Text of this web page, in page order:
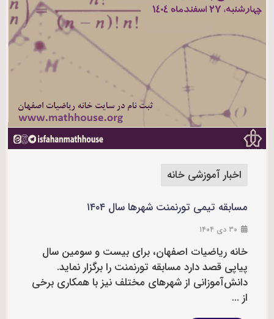
اخبار آموزشی خانه
مسابقه تيمی تورنمنت شهرها سال ۱۴۰۴
خانه رياضيات اصفهان، برای بیست و سومین سال
پیاپی قصد دارد مسابقه تورنمنت را برگزار ‌نمايد.
دانش‌آموزانی از شهرهای مختلف نیز با همکاری برخی
از ...